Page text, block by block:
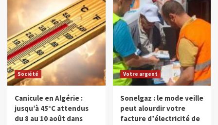
Société
Canicule en Algérie :
jusqu’à 45°C attendus
du 8 au 10 août dans
Votre argent
Sonelgaz : le mode veille
peut alourdir votre
facture d’électricité de